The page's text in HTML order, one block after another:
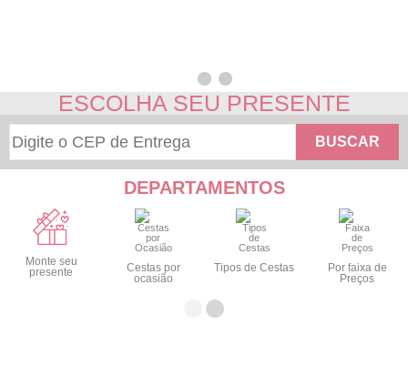
ESCOLHA SEU PRESENTE
BUSCAR
DEPARTAMENTOS
Monte seu
presente
Cestas por
ocasião
Tipos de Cestas
Por faixa de
Preços